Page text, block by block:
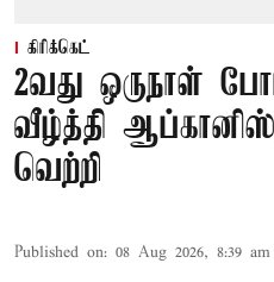
கிரிக்கெட்
2வது ஒருநாள்
வீழ்த்தி
வெற்றி
Published on: 08 Aug 2026, 8:39 am